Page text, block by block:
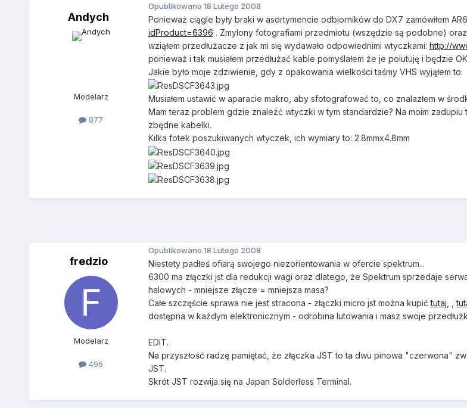
Andych
Modelarz
877
Opublikowano 18 Lutego 2008
Ponieważ ciągle były braki w asortymencie odbiorników do DX7 zamówiłem
idProduct=6396 . Zmylony fotografiami przedmiotu (wszędzie są podobne)
wziąłem przedłużacze z jak mi się wydawało odpowiednimi wtyczkami: http://
ponieważ i tak musiałem przedłużać kable pomyślałem że je polutuję i będzie
Jakie było moje zdziwienie, gdy z opakowania wielkości taśmy VHS wyjąłem to:
Musiałem ustawić w aparacie makro, aby sfotografować to, co znalazłem w
Mam teraz problem gdzie znaleźć wtyczki w tym standardzie? Na moim
zbędne kabelki.
Kilka fotek poszukiwanych wtyczek, ich wymiary to: 2.8mmx4.8mm
fredzio
Modelarz
496
Opublikowano 18 Lutego 2008
Niestety padłeś ofiarą swojego niezorientowania w ofercie spektrum...
6300 ma złączki jst dla redukcji wagi oraz dlatego, że Spektrum sprzedaje
halowych - mniejsze złącze = mniejsza masa?
Całe szczęście sprawa nie jest stracona - złączki micro jst można kupićtutaj , ,
dostępna w każdym elektronicznym - odrobina lutowania i masz swoje
EDIT.
Na przyszłość radzę pamiętać, że złączka JST to ta dwu pinowa "czerwona"
JST.
Skrót JST rozwija się na Japan Solderless Terminal.